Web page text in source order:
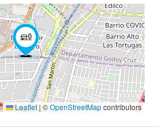
Leaflet |©OpenStreetMapcontributors